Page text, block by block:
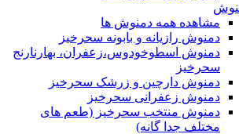
مشاهده همه دمنوش ها
دمنوش رازیانه و بابونه سحرخیز
دمنوش اسطوخودوس،زعفران، بهارنارنج
سحرخیز
دمنوش دارچین و زرشک سحرخیز
دمنوش زعفرانی سحرخیز
دمنوش منتخب سحرخیز (طعم های
مختلف جدا گانه)